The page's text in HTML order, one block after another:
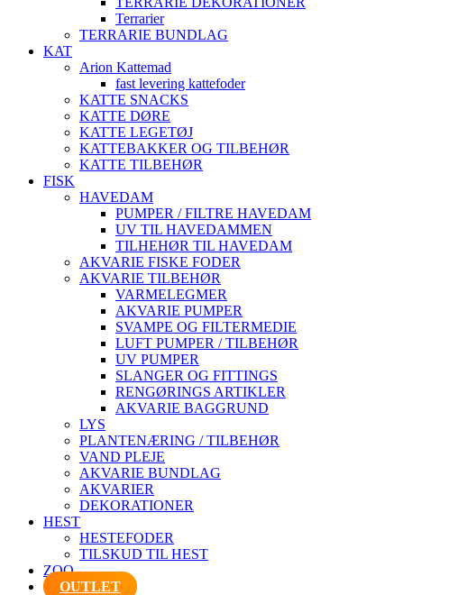
Terrarier
TERRARIE BUNDLAG
KAT
Arion Kattemad
fast levering kattefoder
KATTE SNACKS
KATTE DØRE
KATTE LEGETØJ
KATTEBAKKER OG TILBEHØR
KATTE TILBEHØR
FISK
HAVEDAM
PUMPER / FILTRE HAVEDAM
UV TIL HAVEDAMMEN
TILHEHØR TIL HAVEDAM
AKVARIE FISKE FODER
AKVARIE TILBEHØR
VARMELEGMER
AKVARIE PUMPER
SVAMPE OG FILTERMEDIE
LUFT PUMPER / TILBEHØR
UV PUMPER
SLANGER OG FITTINGS
RENGØRINGS ARTIKLER
AKVARIE BAGGRUND
LYS
PLANTENÆRING / TILBEHØR
VAND PLEJE
AKVARIE BUNDLAG
AKVARIER
DEKORATIONER
HEST
HESTEFODER
TILSKUD TIL HEST
ZOO
OUTLET